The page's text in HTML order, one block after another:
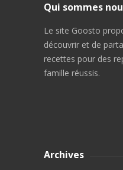
Qui sommes
Le site Goosto
découvrir et de
recettes pour des
famille réussis.
Archives